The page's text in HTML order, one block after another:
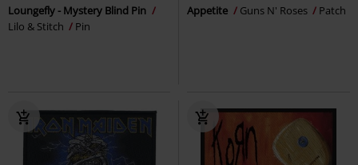
Loungefly - Mystery Blind Pin
Lilo & Stitch
Pin
Appetite Guns N' Roses Patch